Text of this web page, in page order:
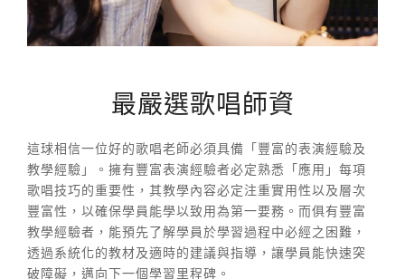
最嚴選歌唱師資
這球相信一位好的歌唱老師必須具備「豐富的表演經驗及
教學經驗」。擁有豐富表演經驗者必定熟悉「應用」每項
歌唱技巧的重要性，其教學內容必定注重實用性以及層次
豐富性，以確保學員能學以致用為第一要務。而俱有豐富
教學經驗者，能預先了解學員於學習過程中必經之困難，
透過系統化的教材及適時的建議與指導，讓學員能快速突
破障礙，邁向下一個學習里程碑。